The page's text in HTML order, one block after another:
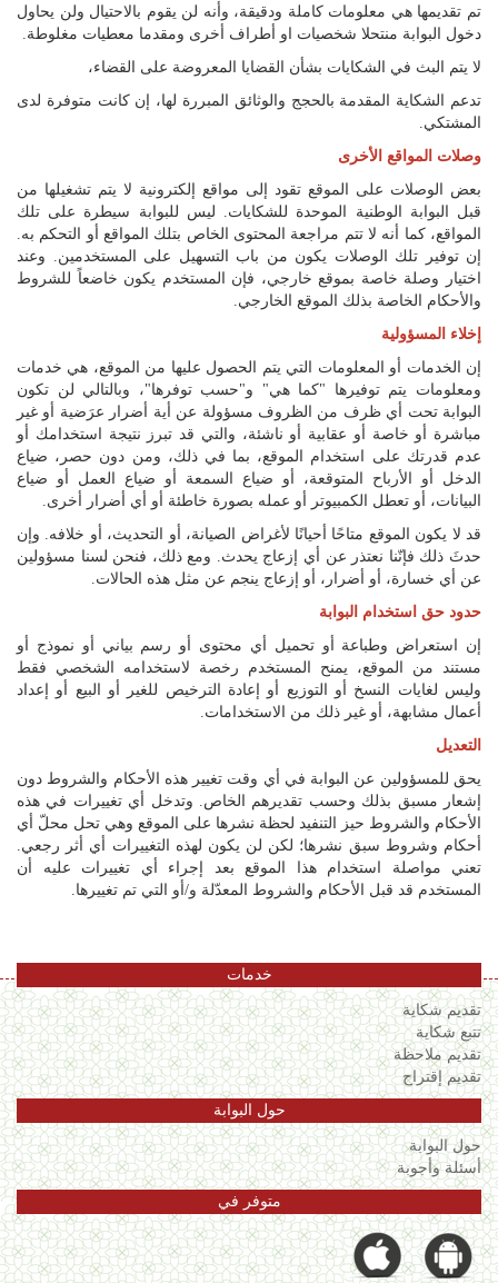
تم تقديمها هي معلومات كاملة ودقيقة، وأنه لن يقوم بالاحتيال ولن يحاول
دخول البوابة منتحلا شخصيات او أطراف أخرى ومقدما معطيات مغلوطة.
لا يتم البث في الشكايات بشأن القضايا المعروضة على القضاء،
تدعم الشكاية المقدمة بالحجج والوثائق المبررة لها، إن كانت متوفرة لدى
المشتكي.
وصلات المواقع الأخرى
بعض الوصلات على الموقع تقود إلى مواقع إلكترونية لا يتم تشغيلها من
قبل البوابة الوطنية الموحدة للشكايات. ليس للبوابة سيطرة على تلك
المواقع، كما أنه لا تتم مراجعة المحتوى الخاص بتلك المواقع أو التحكم به.
إن توفير تلك الوصلات يكون من باب التسهيل على المستخدمين. وعند
اختيار وصلة خاصة بموقع خارجي، فإن المستخدم يكون خاضعاً للشروط
والأحكام الخاصة بذلك الموقع الخارجي.
إخلاء المسؤولية
إن الخدمات أو المعلومات التي يتم الحصول عليها من الموقع، هي خدمات
ومعلومات يتم توفيرها "كما هي" و"حسب توفرها"، وبالتالي لن تكون
البوابة تحت أي ظرف من الظروف مسؤولة عن أية أضرار عرَضية أو غير
مباشرة أو خاصة أو عقابية أو ناشئة، والتي قد تبرز نتيجة استخدامك أو
عدم قدرتك على استخدام الموقع، بما في ذلك، ومن دون حصر، ضياع
الدخل أو الأرباح المتوقعة، أو ضياع السمعة أو ضياع العمل أو ضياع
البيانات، أو تعطل الكمبيوتر أو عمله بصورة خاطئة أو أي أضرار أخرى.
قد لا يكون الموقع متاحًا أحيانًا لأغراض الصيانة، أو التحديث، أو خلافه. وإن
حدثَ ذلك فإنّنا نعتذر عن أي إزعاج يحدث. ومع ذلك، فنحن لسنا مسؤولين
عن أي خسارة، أو أضرار، أو إزعاج ينجم عن مثل هذه الحالات.
حدود حق استخدام البوابة
إن استعراض وطباعة أو تحميل أي محتوى أو رسم بياني أو نموذج أو
مستند من الموقع، يمنح المستخدم رخصة لاستخدامه الشخصي فقط
وليس لغايات النسخ أو التوزيع أو إعادة الترخيص للغير أو البيع أو إعداد
أعمال مشابهة، أو غير ذلك من الاستخدامات.
التعديل
يحق للمسؤولين عن البوابة في أي وقت تغيير هذه الأحكام والشروط دون
إشعار مسبق بذلك وحسب تقديرهم الخاص. وتدخل أي تغييرات في هذه
الأحكام والشروط حيز التنفيد لحظة نشرها على الموقع وهي تحل محلّ أي
أحكام وشروط سبق نشرها؛ لكن لن يكون لهذه التغييرات أي أثر رجعي.
تعني مواصلة استخدام هذا الموقع بعد إجراء أي تغييرات عليه أن
المستخدم قد قبل الأحكام والشروط المعدّلة و/أو التي تم تغييرها.
خدمات
تقديم شكاية
تتبع شكاية
تقديم ملاحظة
تقديم إقتراح
حول البوابة
حول البوابة
أسئلة وأجوبة
متوفر في